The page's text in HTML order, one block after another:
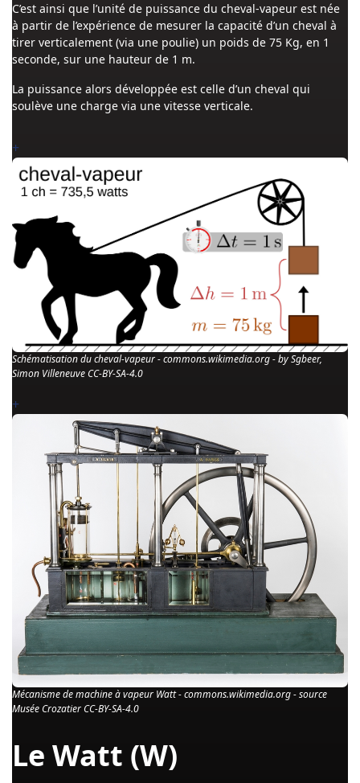
C’est ainsi que l’unité de puissance du cheval-vapeur est née
à partir de l’expérience de mesurer la capacité d’un cheval à
tirer verticalement (via une poulie) un poids de 75 Kg, en 1
seconde, sur une hauteur de 1 m.
La puissance alors développée est celle d’un cheval qui
soulève une charge via une vitesse verticale.
+
Schématisation du cheval-vapeur - commons.wikimedia.org - by Sgbeer,
Simon Villeneuve CC-BY-SA-4.0
+
Mécanisme de machine à vapeur Watt - commons.wikimedia.org - source
Musée Crozatier CC-BY-SA-4.0
Le Watt (W)